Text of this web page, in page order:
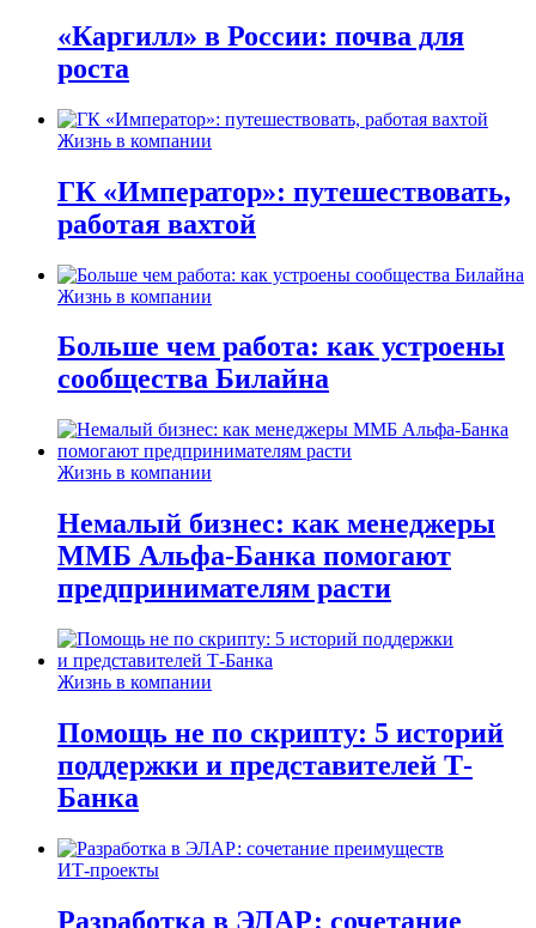
«Каргилл» в России: почва для
роста
Жизнь в компании
ГК «Император»: путешествовать,
работая вахтой
Жизнь в компании
Больше чем работа: как устроены
сообщества Билайна
Жизнь в компании
Немалый бизнес: как менеджеры
ММБ Альфа-Банка помогают
предпринимателям расти
Жизнь в компании
Помощь не по скрипту: 5 историй
поддержки и представителей Т-
Банка
ИТ-проекты
Разработка в ЭЛАР: сочетание